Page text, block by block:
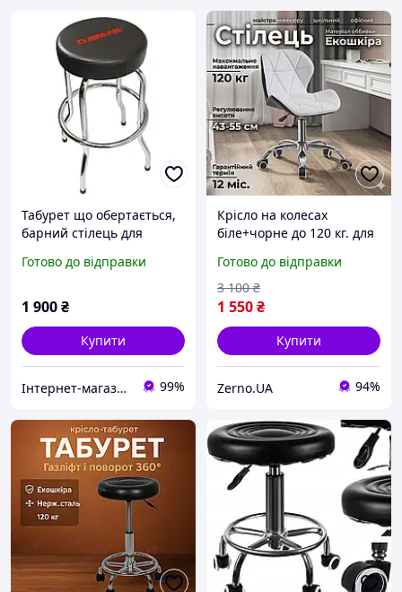
Табурет що обертається,
барний стілець для
стілець, перукарське
Готово до відправки
1 900₴
Купити
Інтернет-магазин "DomTehno" ЗАВЖДИ НИЗЬКІ ЦІНИ 99%
Крісло на колесах
біле+чорне до 120 кг. для
салону перукарень 77 см.
Стілець косметолога зі
спинкою
Готово до відправки
1 550₴
3 100 ₴
Купити
Zerno.UA 94%